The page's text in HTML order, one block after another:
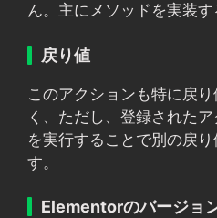
ん。主にメソッドを実装す
戻り値
このアクションも特に戻
く、ただし、登録された
を実行することで別の戻
す。
Elementorのバージョ